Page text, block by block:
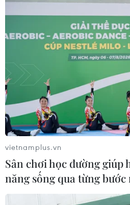
Viettel huấn luyện mô hình AI
quyền tiếng Việt với 120 tỷ
04/06/2026 11:07
OpenAI ra mắt các công cụ
mới dành cho công việc văn
02/06/2026 23:43
Nvidia ra mắt chip dành cho
vietnamplus.vn
Sân chơi học đường giúp
năng sống qua từng bước